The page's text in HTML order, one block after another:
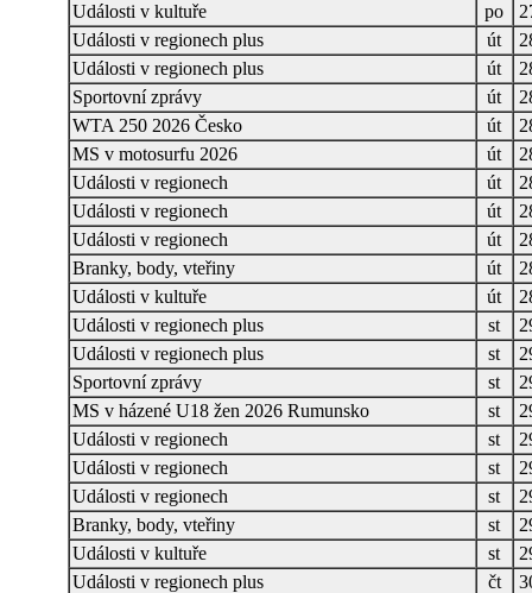
Události v kultuře
po
Události v regionech plus
út
Události v regionech plus
út
Sportovní zprávy
út
WTA 250 2026 Česko
út
MS v motosurfu 2026
út
Události v regionech
út
Události v regionech
út
Události v regionech
út
Branky, body, vteřiny
út
Události v kultuře
út
Události v regionech plus
st
Události v regionech plus
st
Sportovní zprávy
st
MS v házené U18 žen 2026 Rumunsko
st
Události v regionech
st
Události v regionech
st
Události v regionech
st
Branky, body, vteřiny
st
Události v kultuře
st
Události v regionech plus
čt